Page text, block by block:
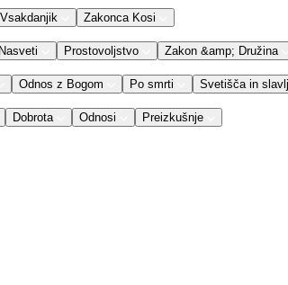
Vsakdanjik Zakonca Kosi
Nasveti Prostovoljstvo Zakon &amp; Družina
Odnos z Bogom Po smrti Svetišča in
Dobrota Odnosi Preizkušnje